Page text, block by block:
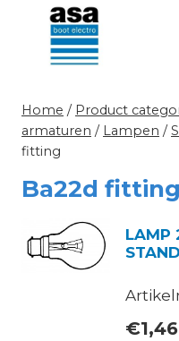
Doorgaan
inhoud
Home / Product
armaturen / Lampen /
fitting
Ba22d fitting
LAMP
€1,46